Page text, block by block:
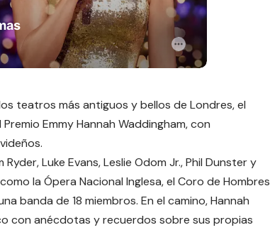
teatros más antiguos y bellos de Londres, el
Emmy Hannah Waddingham, con
Luke Evans, Leslie Odom Jr., Phil Dunster y
la Ópera Nacional Inglesa, el Coro de Hombres
banda de 18 miembros. En el camino, Hannah
con anécdotas y recuerdos sobre sus propias